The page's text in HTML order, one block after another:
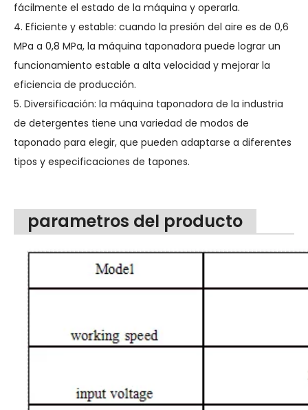
fácilmente el estado de la máquina y operarla.
4. Eficiente y estable: cuando la presión del aire es de 0,6
MPa a 0,8 MPa, la máquina taponadora puede lograr un
funcionamiento estable a alta velocidad y mejorar la
eficiencia de producción.
5. Diversificación: la máquina taponadora de la industria
de detergentes tiene una variedad de modos de
taponado para elegir, que pueden adaptarse a diferentes
tipos y especificaciones de tapones.
parametros del producto